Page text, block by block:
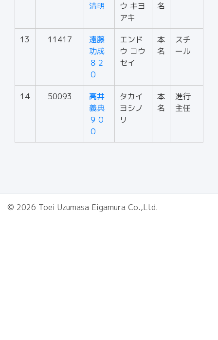
清明
ウ キヨ
アキ
名
13 11417
遠藤
功成
８２
０
エンド
ウ コウ
セイ
本
名
スチ
ール
14 50093
高井
義典
９０
０
タカイ
ヨシノ
リ
本
名
進行
主任
© 2026 Toei Uzumasa Eigamura Co.,Ltd.